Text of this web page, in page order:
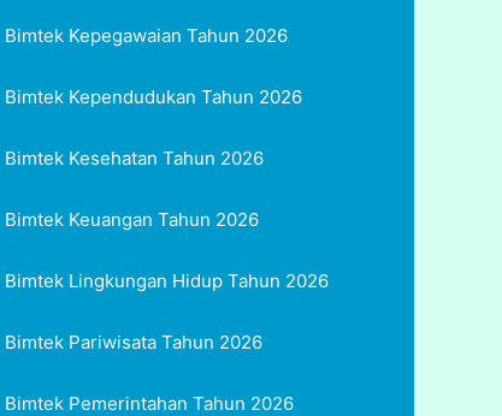
Bimtek Kepegawaian Tahun 2026
Bimtek Kependudukan Tahun 2026
Bimtek Kesehatan Tahun 2026
Bimtek Keuangan Tahun 2026
Bimtek Lingkungan Hidup Tahun 2026
Bimtek Pariwisata Tahun 2026
Bimtek Pemerintahan Tahun 2026